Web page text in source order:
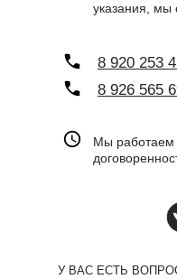
8 920 253
8 926 565
У ВАС ЕСТЬ
указания, мы
Мы работаем